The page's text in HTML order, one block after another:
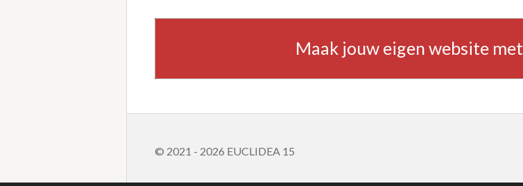
Maak jouw eigen website met
© 2021 - 2026 EUCLIDEA 15